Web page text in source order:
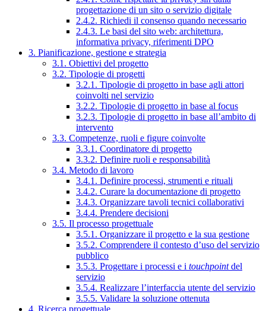
progettazione di un sito o servizio digitale
2.4.2. Richiedi il consenso quando necessario
2.4.3. Le basi del sito web: architettura,
informativa privacy, riferimenti DPO
3. Pianificazione, gestione e strategia
3.1. Obiettivi del progetto
3.2. Tipologie di progetti
3.2.1. Tipologie di progetto in base agli attori
coinvolti nel servizio
3.2.2. Tipologie di progetto in base al focus
3.2.3. Tipologie di progetto in base all’ambito di
intervento
3.3. Competenze, ruoli e figure coinvolte
3.3.1. Coordinatore di progetto
3.3.2. Definire ruoli e responsabilità
3.4. Metodo di lavoro
3.4.1. Definire processi, strumenti e rituali
3.4.2. Curare la documentazione di progetto
3.4.3. Organizzare tavoli tecnici collaborativi
3.4.4. Prendere decisioni
3.5. Il processo progettuale
3.5.1. Organizzare il progetto e la sua gestione
3.5.2. Comprendere il contesto d’uso del servizio
pubblico
3.5.3. Progettare i processi e i touchpointdel
servizio
3.5.4. Realizzare l’interfaccia utente del servizio
3.5.5. Validare la soluzione ottenuta
4. Ricerca progettuale